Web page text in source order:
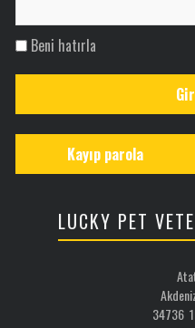
Beni hatırla
Kayıp parola
LUCKY PET
34736